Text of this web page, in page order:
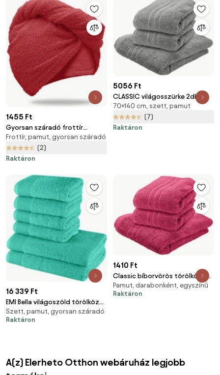
1455 Ft
Gyorsan száradó frottír
hajturbán piros, 100% pamut
Frottír, pamut, gyorsan száradó
(2)
Raktáron
5056 Ft
CLASSIC világosszürke 2db
fürdőlepedő 70x140 cm, 100%
pamut
70×140 cm, szett, pamut
(7)
Raktáron
16 339 Ft
EMI Bella világoszöld törölköző
és fürdőlepedő szett 6 db
Szett, pamut, gyorsan száradó
Raktáron
1410 Ft
Classic bíborvörös törölköző
50 x 100 cm, 100% pamut
Pamut, darabonként, egyszínű
Raktáron
A(z) Elerheto Otthon webáruház legjobb